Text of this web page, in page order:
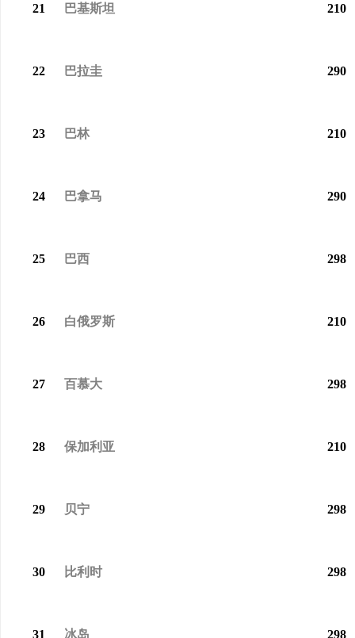
21 巴基斯坦 210
22 巴拉圭 290
23 巴林 210
24 巴拿马 290
25 巴西 298
26 白俄罗斯 210
27 百慕大 298
28 保加利亚 210
29 贝宁 298
30 比利时 298
31 冰岛 298